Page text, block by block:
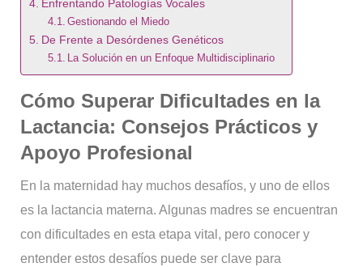
Enfrentando Patologías Vocales
Gestionando el Miedo
De Frente a Desórdenes Genéticos
La Solución en un Enfoque Multidisciplinario
Cómo Superar Dificultades en la
Lactancia: Consejos Prácticos y
Apoyo Profesional
En la maternidad hay muchos desafíos, y uno de ellos
es la lactancia materna. Algunas madres se encuentran
con dificultades en esta etapa vital, pero conocer y
entender estos desafíos puede ser clave para